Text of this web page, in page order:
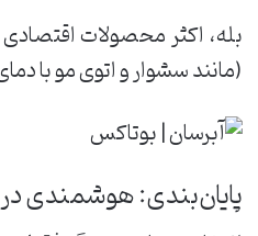
بله، اکثر محصولات
(مانند سشوار و اتوی مو با
پایان‌بندی: هوشمندی